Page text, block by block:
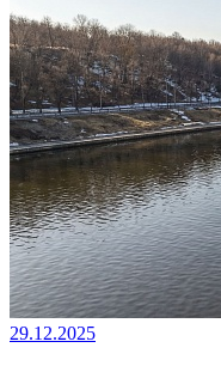
29.12.2025